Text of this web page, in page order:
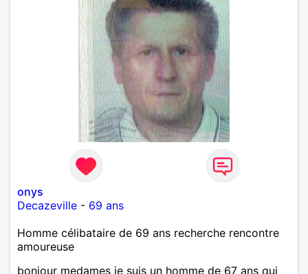
onys
Decazeville - 69 ans
Homme célibataire de 69 ans recherche rencontre
amoureuse
bonjour medames je suis un homme de 67 ans qui